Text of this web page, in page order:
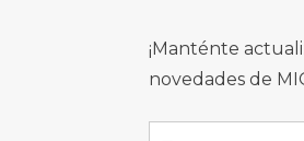
¡Manténte
novedades de